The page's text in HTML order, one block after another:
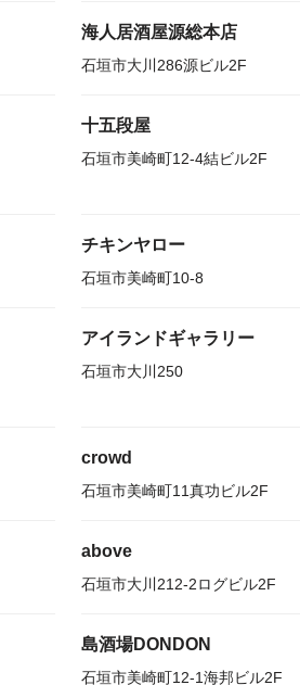
海人居酒屋源総本店
石垣市大川286源ビル2F
十五段屋
石垣市美崎町12-4結ビル2F
チキンヤロー
石垣市美崎町10-8
アイランドギャラリー
石垣市大川250
crowd
石垣市美崎町11真功ビル2F
above
石垣市大川212-2ログビル2F
島酒場DONDON
石垣市美崎町12-1海邦ビル2F